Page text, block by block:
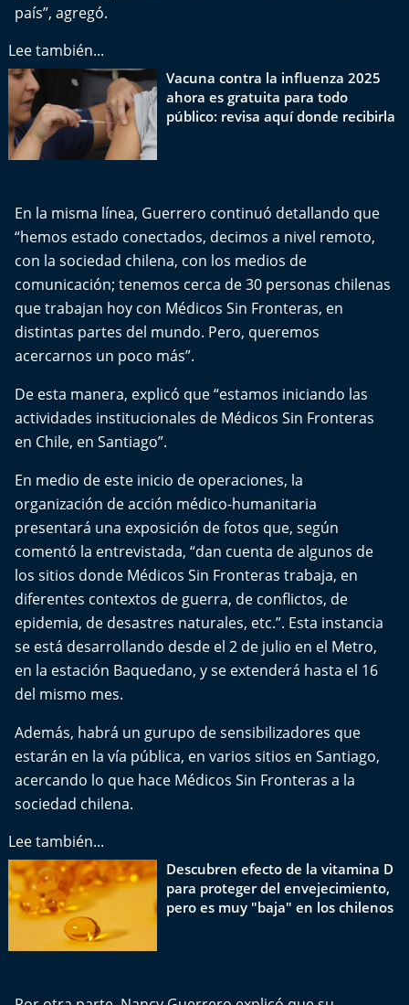
Impacto Tecnológico
Sesiones Dieciocheras
Expreso PM
Conecta Vida
Te invito a tomar once
Bío Bío en Ruta
Especiales
Motorfem
Chile, Historia de 30 años
Carrera a La Moneda
Aquí Estamos
Sello de raza
Trasnoche
Reto Inmobiliario
Punto de Encuentro
Yo invito
país”, agregó.
Lee también...
Vacuna contra la influenza 2025
ahora es gratuita para todo
público: revisa aquí donde recibirla
En la misma línea, Guerrero continuó detallando que
“hemos estado conectados, decimos a nivel remoto,
con la sociedad chilena, con los medios de
comunicación; tenemos cerca de 30 personas chilenas
que trabajan hoy con Médicos Sin Fronteras, en
distintas partes del mundo. Pero, queremos
acercarnos un poco más”.
De esta manera, explicó que “estamos iniciando las
actividades institucionales de Médicos Sin Fronteras
en Chile, en Santiago”.
En medio de este inicio de operaciones, la
organización de acción médico-humanitaria
presentará una exposición de fotos que, según
comentó la entrevistada, “dan cuenta de algunos de
los sitios donde Médicos Sin Fronteras trabaja, en
diferentes contextos de guerra, de conflictos, de
epidemia, de desastres naturales, etc.”. Esta instancia
se está desarrollando desde el 2 de julio en el Metro,
en la estación Baquedano, y se extenderá hasta el 16
del mismo mes.
Además, habrá un gurupo de sensibilizadores que
estarán en la vía pública, en varios sitios en Santiago,
acercando lo que hace Médicos Sin Fronteras a la
sociedad chilena.
Lee también...
Descubren efecto de la vitamina D
para proteger del envejecimiento,
pero es muy "baja" en los chilenos